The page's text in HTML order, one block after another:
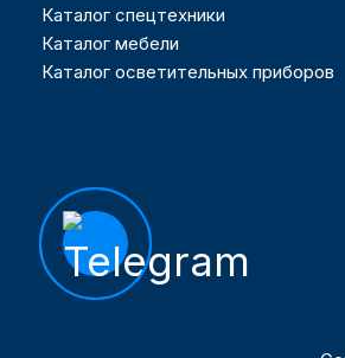
Каталог спецтехники
Каталог мебели
Каталог осветительных приборов